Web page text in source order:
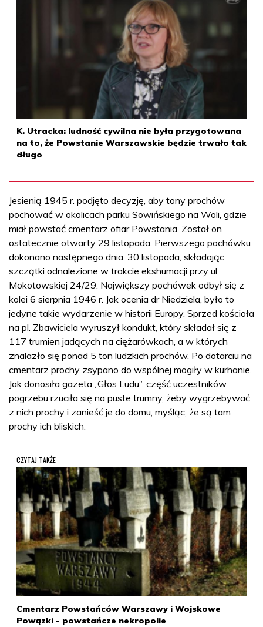
K. Utracka: ludność cywilna nie była przygotowana
na to, że Powstanie Warszawskie będzie trwało tak
długo
Jesienią 1945 r. podjęto decyzję, aby tony prochów
pochować w okolicach parku Sowińskiego na Woli, gdzie
miał powstać cmentarz ofiar Powstania. Został on
ostatecznie otwarty 29 listopada. Pierwszego pochówku
dokonano następnego dnia, 30 listopada, składając
szczątki odnalezione w trakcie ekshumacji przy ul.
Mokotowskiej 24/29. Największy pochówek odbył się z
kolei 6 sierpnia 1946 r. Jak ocenia dr Niedziela, było to
jedyne takie wydarzenie w historii Europy. Sprzed kościoła
na pl. Zbawiciela wyruszył kondukt, który składał się z
117 trumien jadących na ciężarówkach, a w których
znalazło się ponad 5 ton ludzkich prochów. Po dotarciu na
cmentarz prochy zsypano do wspólnej mogiły w kurhanie.
Jak donosiła gazeta „Głos Ludu”, część uczestników
pogrzebu rzuciła się na puste trumny, żeby wygrzebywać
z nich prochy i zanieść je do domu, myśląc, że są tam
prochy ich bliskich.
CZYTAJ TAKŻE
Cmentarz Powstańców Warszawy i Wojskowe
Powązki - powstańcze nekropolie